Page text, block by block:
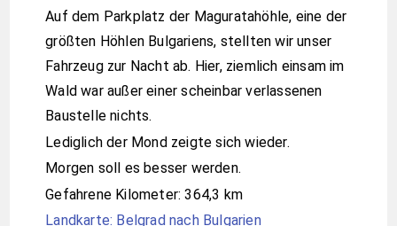
Auf dem Parkplatz der Maguratahöhle, eine der
größten Höhlen Bulgariens, stellten wir unser
Fahrzeug zur Nacht ab. Hier, ziemlich einsam im
Wald war außer einer scheinbar verlassenen
Baustelle nichts.
Lediglich der Mond zeigte sich wieder.
Morgen soll es besser werden.
Gefahrene Kilometer: 364,3 km
Landkarte: Belgrad nach Bulgarien